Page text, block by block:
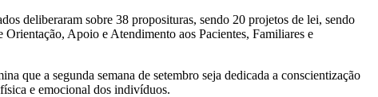
deliberaram sobre 38 proposituras, sendo 20 projetos de lei, sendo
Orientação, Apoio e Atendimento aos Pacientes, Familiares e
que a segunda semana de setembro seja dedicada a conscientização
e emocional dos indivíduos.